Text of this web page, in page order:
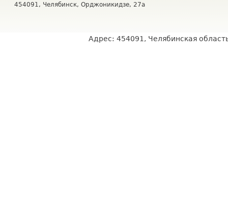
454091, Челябинск, Орджоникидзе, 27а
Адрес: 454091, Челябинская